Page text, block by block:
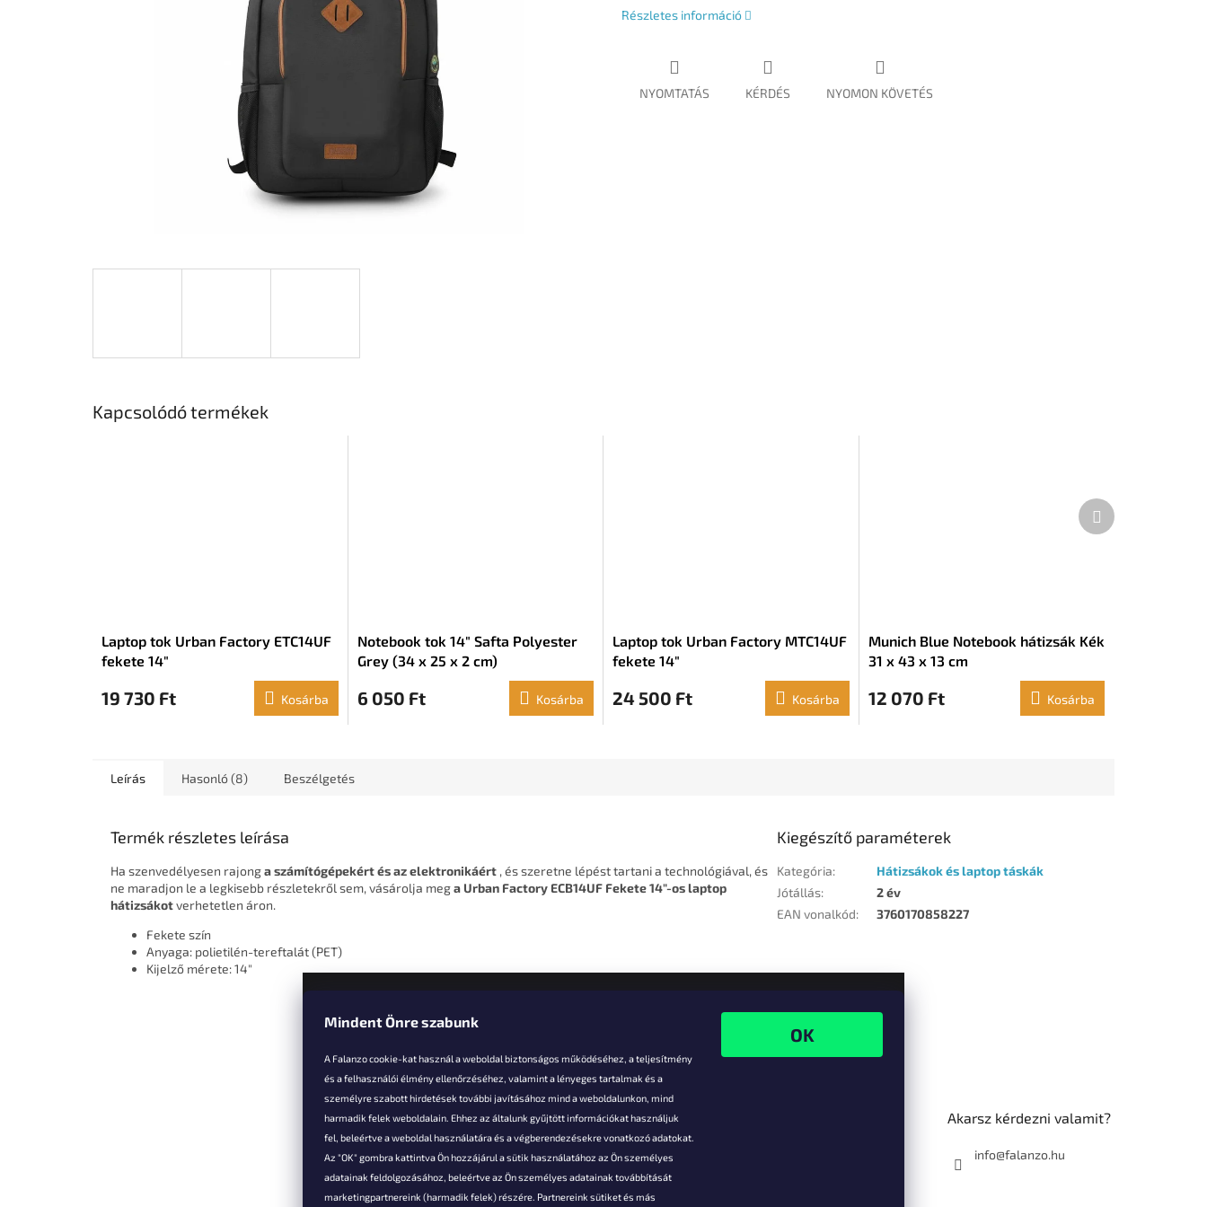
Mindent Önre szabunk
A Falanzo cookie-kat használ a weboldal biztonságos működéséhez, a teljesítmény
és a felhasználói élmény ellenőrzéséhez, valamint a lényeges tartalmak és a
személyre szabott hirdetések további javításához mind a weboldalunkon, mind
harmadik felek weboldalain. Ehhez az általunk gyűjtött információkat használjuk
fel, beleértve a weboldal használatára és a végberendezésekre vonatkozó adatokat.
Az "OK" gombra kattintva Ön hozzájárul a sütik használatához az Ön személyes
adatainak feldolgozásához, beleértve az Ön személyes adatainak továbbítását
marketingpartnereink (harmadik felek) részére. Partnereink sütiket és más
Részletes információ
NYOMTATÁS KÉRDÉS NYOMON KÖVETÉS
Kapcsolódó termékek
Laptop tok Urban Factory ETC14UF
fekete 14"
19 730 Ft Kosárba
Notebook tok 14" Safta Polyester
Grey (34 x 25 x 2 cm)
6 050 Ft Kosárba
Laptop tok Urban Factory MTC14UF
fekete 14"
24 500 Ft Kosárba
Munich Blue Notebook hátizsák Kék
31 x 43 x 13 cm
12 070 Ft Kosárba
Következő
termék
Leírás Hasonló (8) Beszélgetés
Termék részletes leírása
Ha szenvedélyesen rajonga számítógépekért és az elektronikáért , és szeretne lépést tartani a technológiával, és
ne maradjon le a legkisebb részletekről sem, vásárolja mega Urban Factory ECB14UF Fekete 14"-os laptop
hátizsákotverhetetlen áron.
Fekete szín
Anyaga: polietilén-tereftalát (PET)
Kijelző mérete: 14"
Kiegészítő paraméterek
Kategória:
Hátizsákok és laptop táskák
Jótállás:
2 év
EAN vonalkód: 3760170858227
Vevőknek
Hűségkedvezmények
Szállítás és fizetés
Akarsz kérdezni valamit?
info@falanzo.hu